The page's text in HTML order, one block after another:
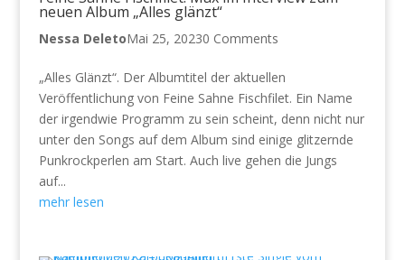
neuen Album „Alles glänzt“
Nessa DeletoMai 25, 20230 Comments
„Alles Glänzt“. Der Albumtitel der aktuellen
Veröffentlichung von Feine Sahne Fischfilet. Ein Name
der irgendwie Programm zu sein scheint, denn nicht nur
unter den Songs auf dem Album sind einige glitzernde
Punkrockperlen am Start. Auch live gehen die Jungs
auf...
mehr lesen